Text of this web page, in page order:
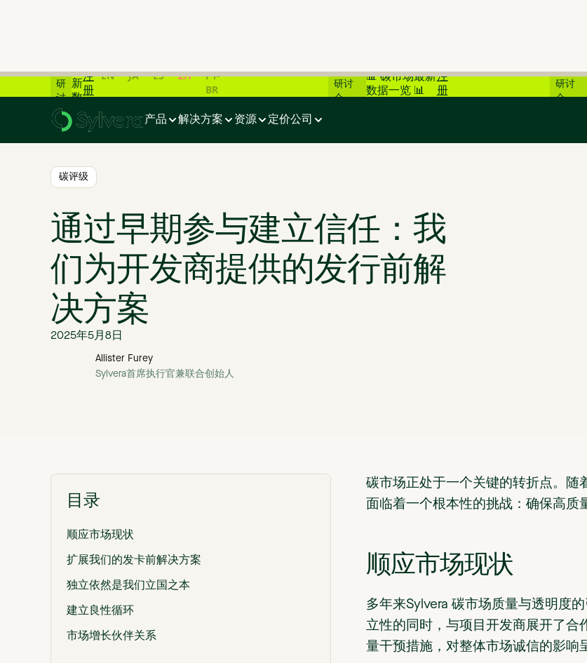
线
研
讨
会
最
新
数
据
一
览
注
册
EN JA ES ZH
PT-
BR
在线
研讨
会
📊 碳市场最新
数据一览 📊
注
册
在线
研讨
会
产品 解决方案 资源 定价公司
碳评级
通过早期参与建立信任：我
们为开发商提供的发行前解
决方案
2025年5月8日
Allister Furey
Sylvera首席执行官兼联合创始人
目录
顺应市场现状
扩展我们的发卡前解决方案
独立依然是我们立国之本
建立良性循环
市场增长伙伴关系
碳市场正处于一个关键的转折点。随
面临着一个根本性的挑战：确保高质
顺应市场现状
多年来Sylvera 碳市场质量与透明度
立性的同时，与项目开发商展开了合
量干预措施，对整体市场诚信的影响